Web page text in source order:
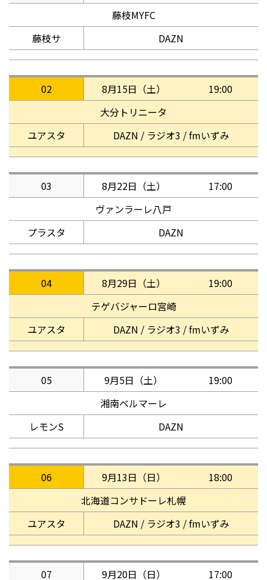
藤枝MYFC
藤枝サ
DAZN
02 8月15日（土）
19:00
大分トリニータ
ユアスタ
DAZN / ラジオ3 / fmいずみ
03 8月22日（土）
17:00
ヴァンラーレ八戸
プラスタ
DAZN
04 8月29日（土）
19:00
テゲバジャーロ宮崎
ユアスタ
DAZN / ラジオ3 / fmいずみ
05 9月5日（土）
19:00
湘南ベルマーレ
レモンS
DAZN
06 9月13日（日）
18:00
北海道コンサドーレ札幌
ユアスタ
DAZN / ラジオ3 / fmいずみ
07 9月20日（日） 17:00